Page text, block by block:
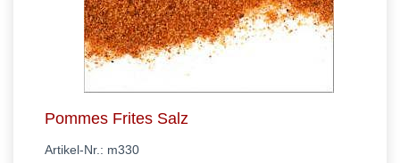
Pommes Frites Salz
Artikel-Nr.: m330